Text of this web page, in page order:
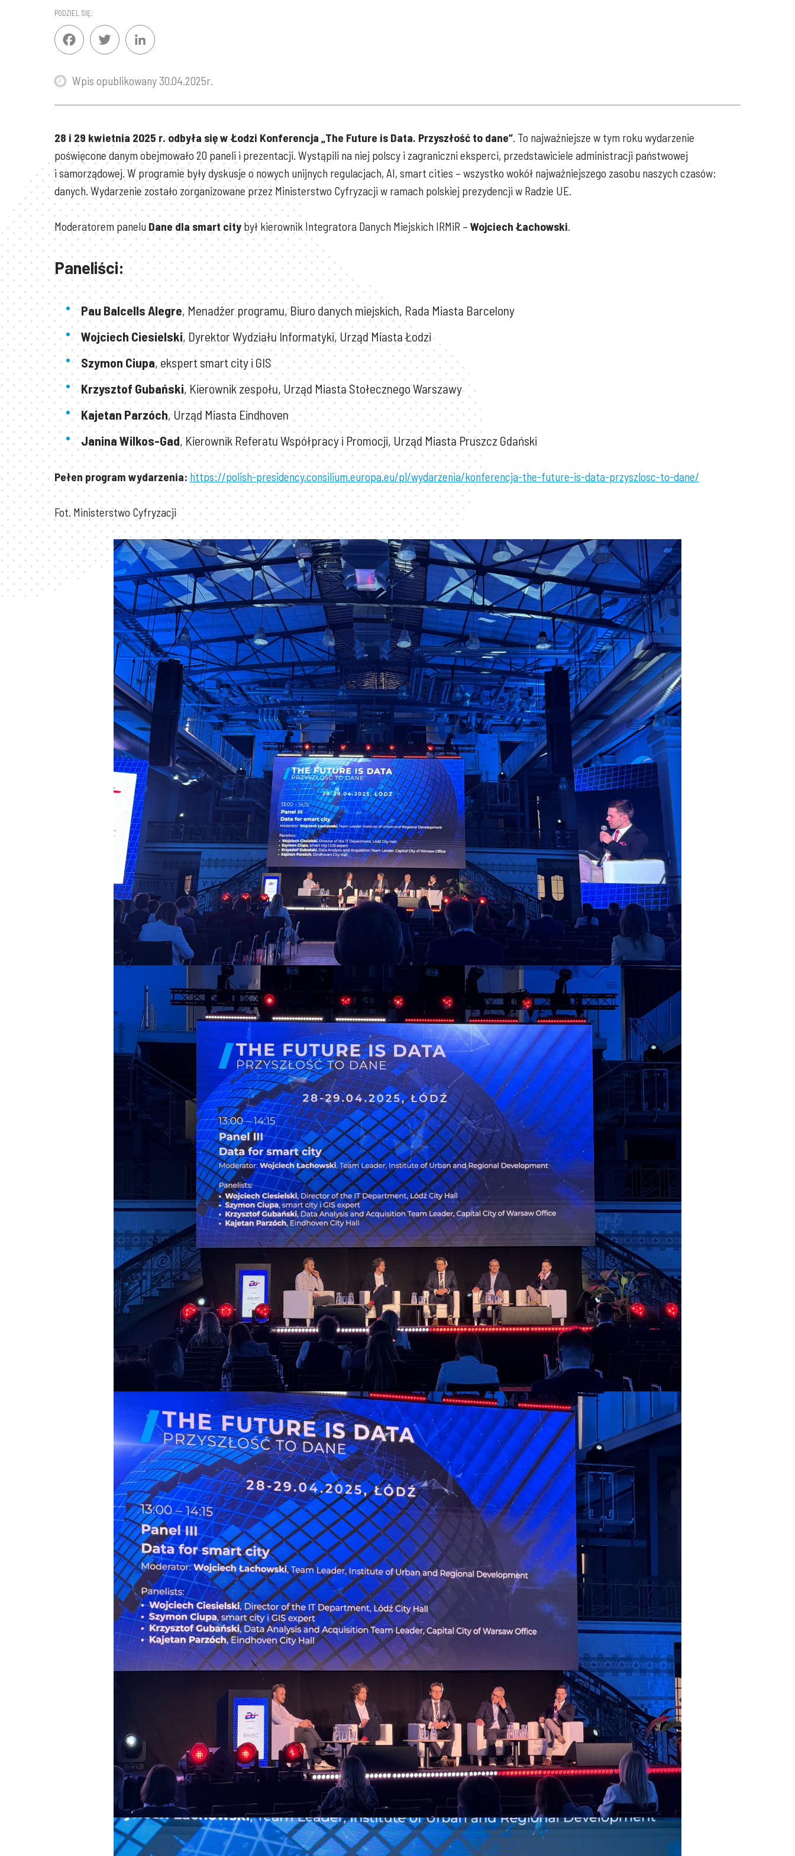
PODZIEL SIĘ:
FacebookTwitter LinkedIn
Wpis opublikowany 30.04.2025r.
28 i 29 kwietnia 2025 r. odbyła się w Łodzi Konferencja „The Future is Data. Przyszłość to dane”. To najważniejsze w tym roku wydarzenie
poświęcone danym obejmowało 20 paneli i prezentacji. Wystąpili na niej polscy i zagraniczni eksperci, przedstawiciele administracji państwowej
i samorządowej. W programie były dyskusje o nowych unijnych regulacjach, AI, smart cities – wszystko wokół najważniejszego zasobu naszych czasów:
danych. Wydarzenie zostało zorganizowane przez Ministerstwo Cyfryzacji w ramach polskiej prezydencji w Radzie UE.
Moderatorem panelu Dane dla smart city był kierownik Integratora Danych Miejskich IRMiR – Wojciech Łachowski.
Paneliści:
Pau Balcells Alegre, Menadżer programu, Biuro danych miejskich, Rada Miasta Barcelony
Wojciech Ciesielski, Dyrektor Wydziału Informatyki, Urząd Miasta Łodzi
Szymon Ciupa, ekspert smart city i GIS
Krzysztof Gubański, Kierownik zespołu, Urząd Miasta Stołecznego Warszawy
Kajetan Parzóch, Urząd Miasta Eindhoven
Janina Wilkos-Gad, Kierownik Referatu Współpracy i Promocji, Urząd Miasta Pruszcz Gdański
Pełen program wydarzenia: https://polish-presidency.consilium.europa.eu/pl/wydarzenia/konferencja-the-future-is-data-przyszlosc-to-dane/
Fot. Ministerstwo Cyfryzacji